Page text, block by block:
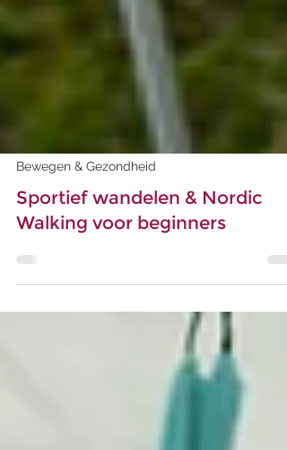
Bewegen & Gezondheid
Sportief wandelen & Nordic
Walking voor beginners